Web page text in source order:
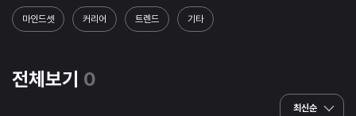
마인드셋 커리어 트렌드 기타
전체보기 0
최신순